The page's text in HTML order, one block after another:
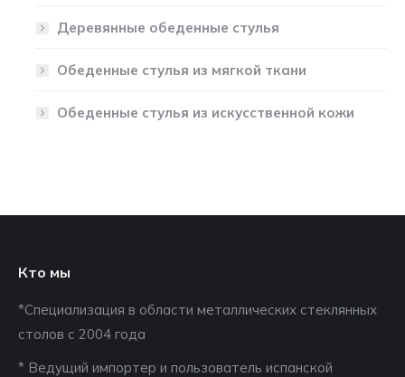
Деревянные обеденные стулья
Обеденные стулья из мягкой ткани
Обеденные стулья из искусственной кожи
Кто мы
*Специализация в области металлических стеклянных
столов с 2004 года
* Ведущий импортер и пользователь испанской